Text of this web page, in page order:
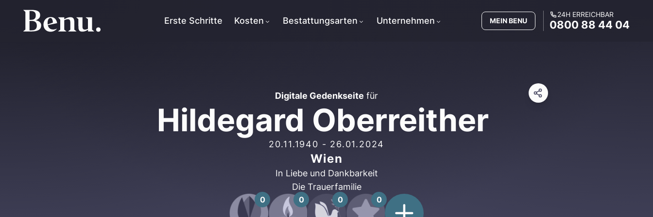
Erste Schritte Kosten Bestattungsarten Unternehmen MEIN BENU
24H ERREICHBAR
0800 88 44 04
Digitale Gedenkseite für
Hildegard Oberreither
20.11.1940 - 26.01.2024
Wien
In Liebe und Dankbarkeit
Die Trauerfamilie
0 0 0 0